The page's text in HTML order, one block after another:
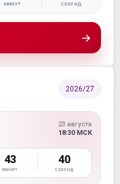
МИНУТ СЕКУНД
→
2026/27
23 августа
18:30 МСК
43
МИНУТ
40
СЕКУНД